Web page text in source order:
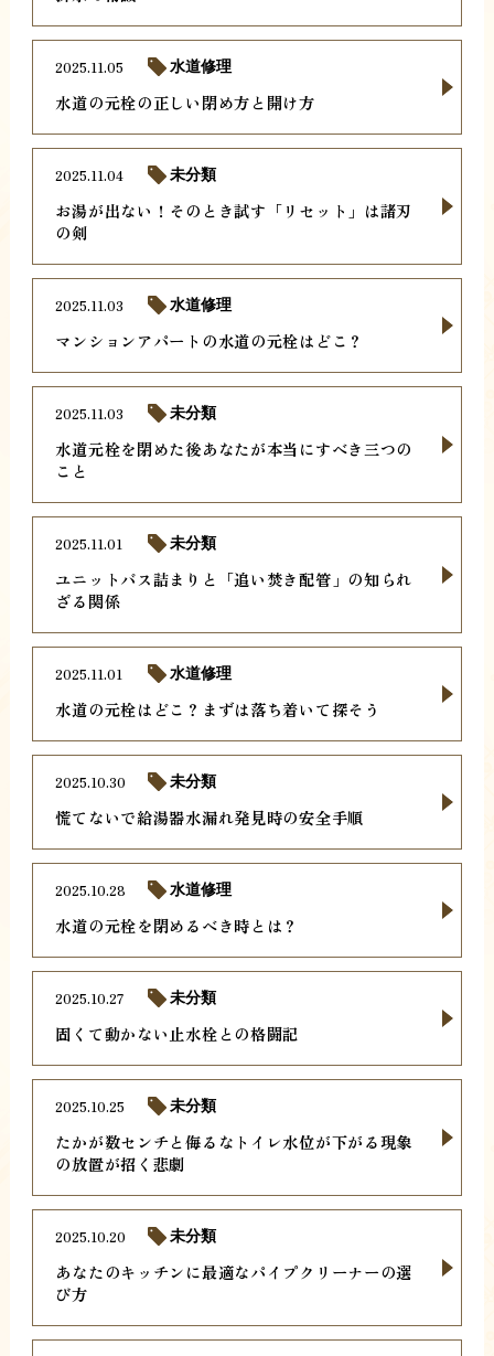
水道の元栓の正しい閉め方と開け方
2025.11.05 水道修理
お湯が出ない！そのとき試す「リセット」は諸刃
の剣
2025.11.04 未分類
マンションアパートの水道の元栓はどこ？
2025.11.03 水道修理
水道元栓を閉めた後あなたが本当にすべき三つの
こと
2025.11.03 未分類
ユニットバス詰まりと「追い焚き配管」の知られ
ざる関係
2025.11.01 未分類
水道の元栓はどこ？まずは落ち着いて探そう
2025.11.01 水道修理
慌てないで給湯器水漏れ発見時の安全手順
2025.10.30 未分類
水道の元栓を閉めるべき時とは？
2025.10.28 水道修理
固くて動かない止水栓との格闘記
2025.10.27 未分類
たかが数センチと侮るなトイレ水位が下がる現象
の放置が招く悲劇
2025.10.25 未分類
あなたのキッチンに最適なパイプクリーナーの選
び方
2025.10.20 未分類